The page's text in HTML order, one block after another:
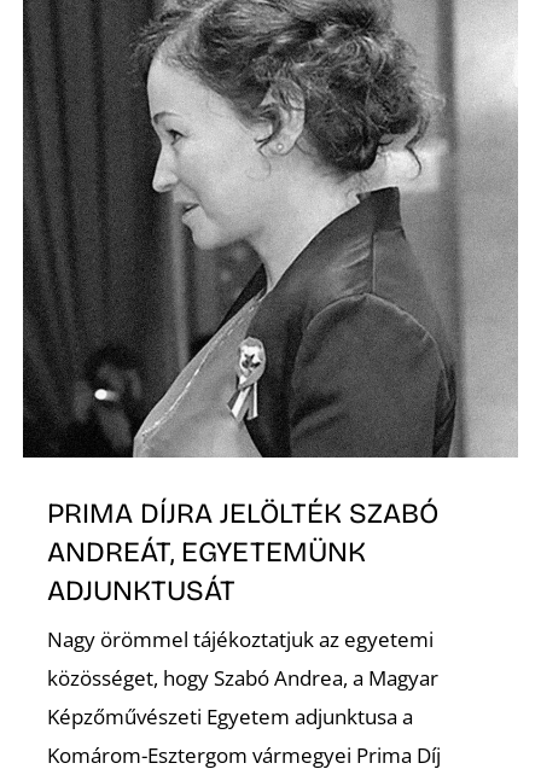
PRIMA DÍJRA JELÖLTÉK SZABÓ
ANDREÁT, EGYETEMÜNK
ADJUNKTUSÁT
Nagy örömmel tájékoztatjuk az egyetemi
közösséget, hogy Szabó Andrea, a Magyar
Képzőművészeti Egyetem adjunktusa a
Komárom-Esztergom vármegyei Prima Díj